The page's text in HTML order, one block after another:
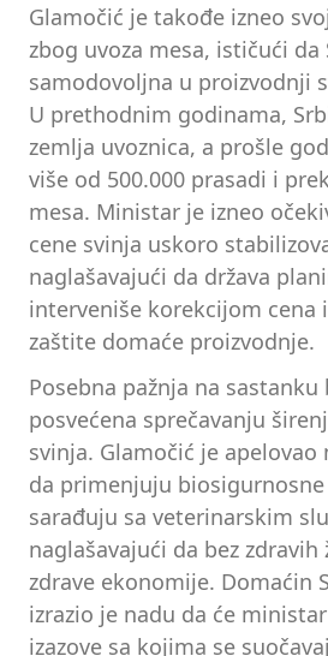
Glamočić je takođe izneo
zbog uvoza mesa, ističući da
samodovoljna u proizvodnji
U prethodnim godinama,
zemlja uvoznica, a prošle
više od 500.000 prasadi i
mesa. Ministar je izneo
cene svinja uskoro
naglašavajući da država
interveniše korekcijom cena
zaštite domaće proizvodnje.
Posebna pažnja na sastanku
posvećena sprečavanju
svinja. Glamočić je apelovao
da primenjuju biosigurnosne
sarađuju sa veterinarskim
naglašavajući da bez
zdrave ekonomije. Domaćin
izrazio je nadu da će
izazove sa kojima se